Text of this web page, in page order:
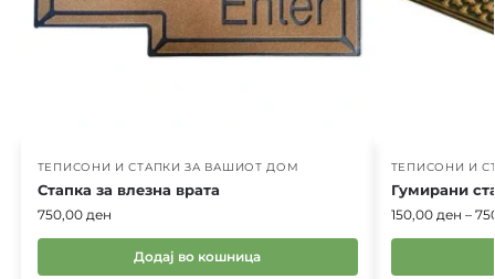
ТЕПИСОНИ И СТАПКИ ЗА ВАШИОТ ДОМ
Стапка за влезна врата
750,00 ден
Додај во кошница
ТЕПИСОНИ И
Гумирани
150,00 ден –